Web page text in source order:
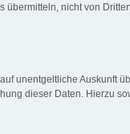
nicht von
unentgeltliche Auskunft
dieser Daten. Hierzu